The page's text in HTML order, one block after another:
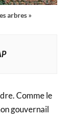
arbres »
Comme le
gouvernail